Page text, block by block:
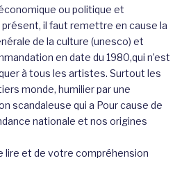
ou politique et
présent, il faut remettre en cause la
de la culture (unesco) et
en date du 1980,qui n’est
à tous les artistes. Surtout les
monde, humilier par une
scandaleuse qui a Pour cause de
nationale et nos origines
lire et de votre compréhension